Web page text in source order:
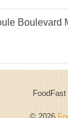
Boulevard